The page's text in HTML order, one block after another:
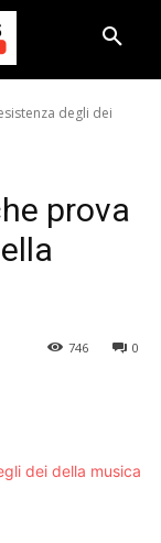
degli dei
prova
0
746